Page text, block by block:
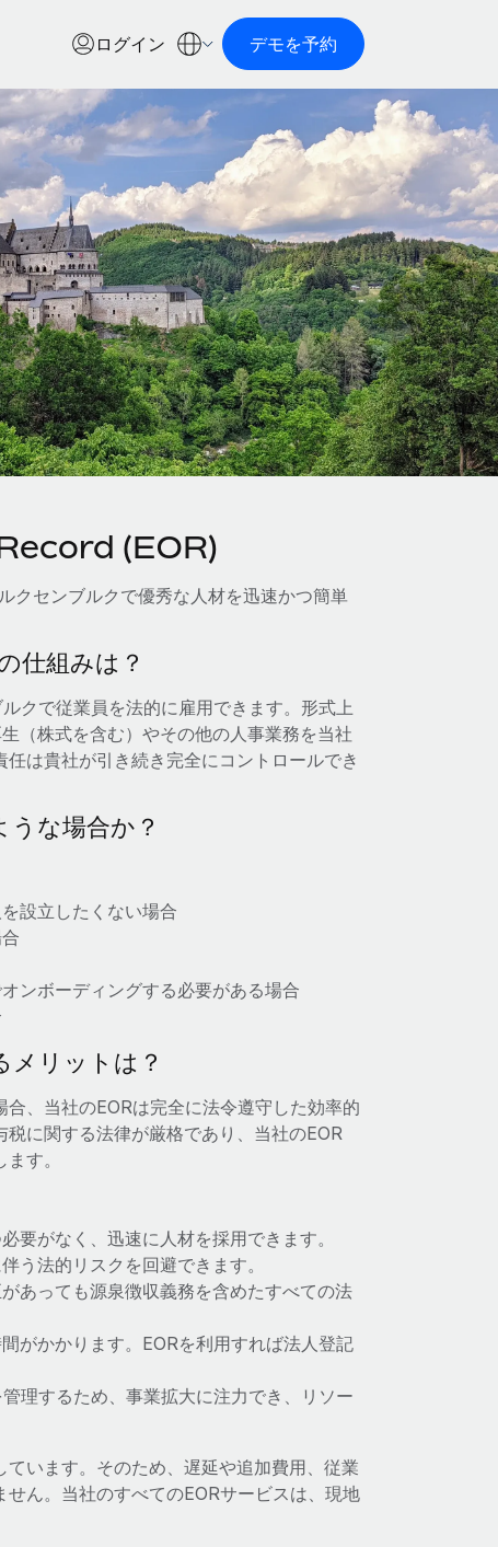
ログイン デモを予約
(EOR)
センブルクで優秀な人材を迅速かつ簡単
組みは？
クで従業員を法的に雇用できます。形式上
（株式を含む）やその他の人事業務を当社
は貴社が引き続き完全にコントロールでき
な場合か？
設立したくない場合
ンボーディングする必要がある場合
リットは？
、当社のEORは完全に法令遵守した効率的
に関する法律が厳格であり、当社のEOR
す。
要がなく、迅速に人材を採用できます。
う法的リスクを回避できます。
あっても源泉徴収義務を含めたすべての法
がかかります。EORを利用すれば法人登記
理するため、事業拡大に注力でき、リソー
います。そのため、遅延や追加費用、従業
ん。当社のすべてのEORサービスは、現地